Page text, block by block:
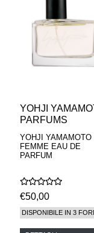
YOHJI
PARFUMS
YOHJI YAMAMOTO
FEMME EAU DE
PARFUM
€50,00
DISPONIBILE IN 3